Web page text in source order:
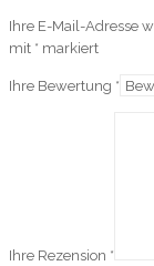
Ihre E-Mail-Adresse
mit * markiert
Ihre Bewertung *
Ihre Rezension *